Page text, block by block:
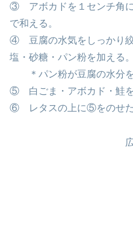
③ アボカドを１センチ角
で和える。
④ 豆腐の水気をしっかり絞
塩・砂糖・パン粉を加える。
＊パン粉が豆腐の水分を
⑤ 白ごま・アボカド・鮭を
⑥ レタスの上に⑤をのせた